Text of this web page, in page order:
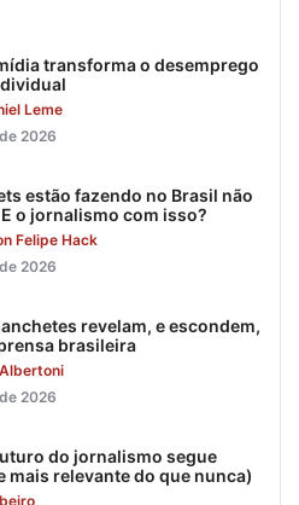
transforma o desemprego
Leme
2026
estão fazendo no Brasil não
o jornalismo com isso?
Felipe Hack
2026
revelam, e escondem,
brasileira
2026
do jornalismo segue
mais relevante do que nunca)